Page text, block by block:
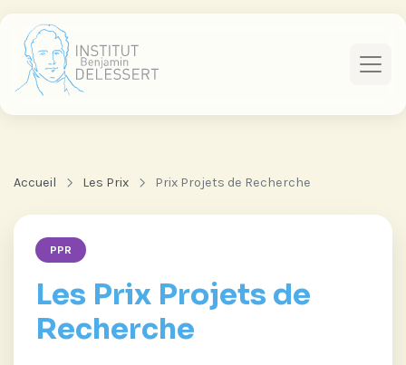
Accueil Les Prix Prix Projets de Recherche
PPR
Les Prix Projets de
Recherche